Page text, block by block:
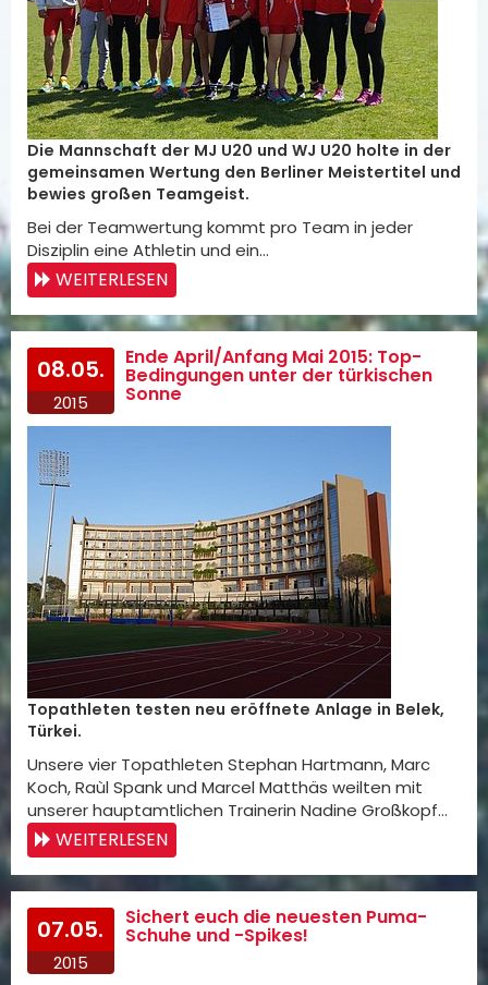
Die Mannschaft der MJ U20 und WJ U20 holte in der
gemeinsamen Wertung den Berliner Meistertitel und
bewies großen Teamgeist.
Bei der Teamwertung kommt pro Team in jeder
Disziplin eine Athletin und ein…
WEITERLESEN
08.05.
2015
Ende April/Anfang Mai 2015: Top-
Bedingungen unter der türkischen
Sonne
Topathleten testen neu eröffnete Anlage in Belek,
Türkei.
Unsere vier Topathleten Stephan Hartmann, Marc
Koch, Raùl Spank und Marcel Matthäs weilten mit
unserer hauptamtlichen Trainerin Nadine Großkopf…
WEITERLESEN
07.05.
2015
Sichert euch die neuesten Puma-
Schuhe und -Spikes!